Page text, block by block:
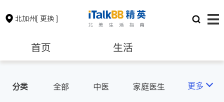
北加州[ 更换 ]
首页 生活
分类 全部 中医
家庭医生
更多